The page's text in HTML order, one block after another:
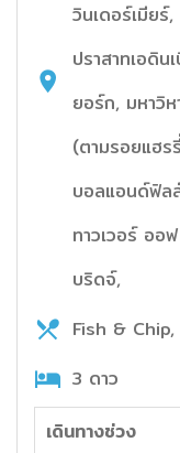
วินเดอร์เมียร์,
ปราสาทเอดิ
ยอร์ก, มหาวิ
(ตามรอยแฮร
บอลแอนด์ฟิล
ทาวเวอร์ ออ
บริดจ์,
Fish &
3 ดาว
เดินทางช่วง